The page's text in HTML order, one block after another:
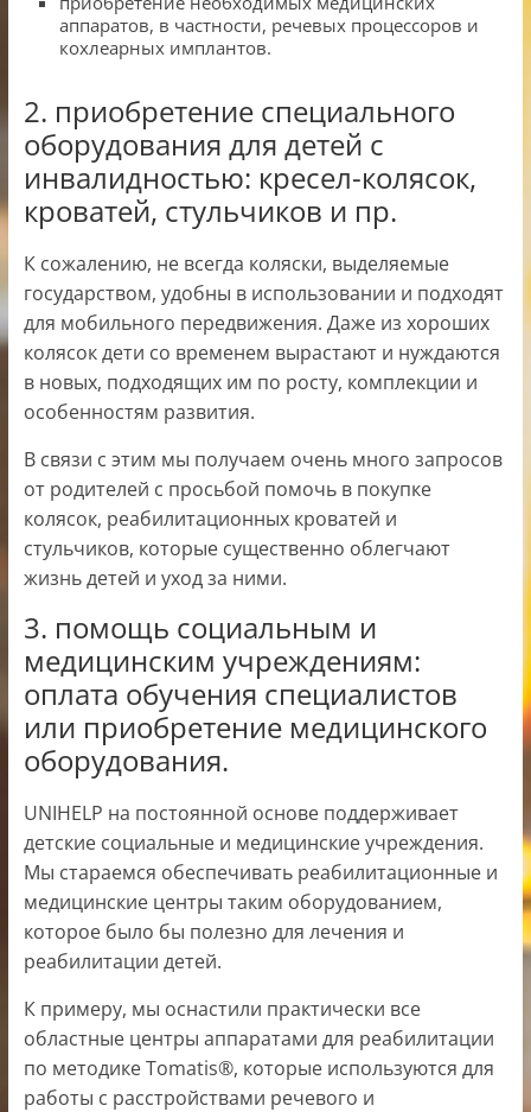
аппаратов, в частности, речевых процессоров и
кохлеарных имплантов.
2. приобретение специального
оборудования для детей с
инвалидностью: кресел-колясок,
кроватей, стульчиков и пр.
К сожалению, не всегда коляски, выделяемые
государством, удобны в использовании и подходят
для мобильного передвижения. Даже из хороших
колясок дети со временем вырастают и нуждаются
в новых, подходящих им по росту, комплекции и
особенностям развития.
В связи с этим мы получаем очень много запросов
от родителей с просьбой помочь в покупке
колясок, реабилитационных кроватей и
стульчиков, которые существенно облегчают
жизнь детей и уход за ними.
3. помощь социальным и
медицинским учреждениям:
оплата обучения специалистов
или приобретение медицинского
оборудования.
UNIHELP на постоянной основе поддерживает
детские социальные и медицинские учреждения.
Мы стараемся обеспечивать реабилитационные и
медицинские центры таким оборудованием,
которое было бы полезно для лечения и
реабилитации детей.
К примеру, мы оснастили практически все
областные центры аппаратами для реабилитации
по методике Tomatis®, которые используются для
работы с расстройствами речевого и